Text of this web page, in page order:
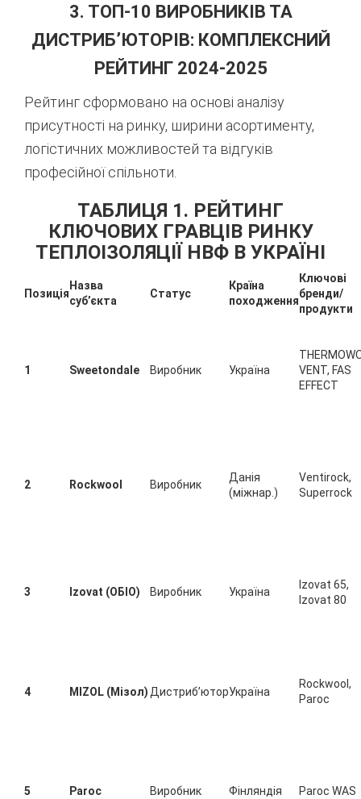
3. ТОП-10 ВИРОБНИКІВ ТА
ДИСТРИБ’ЮТОРІВ: КОМПЛЕКСНИЙ
РЕЙТИНГ 2024-2025
Рейтинг сформовано на основі аналізу
присутності на ринку, ширини асортименту,
логістичних можливостей та відгуків
професійної спільноти.
ТАБЛИЦЯ 1. РЕЙТИНГ
КЛЮЧОВИХ ГРАВЦІВ РИНКУ
ТЕПЛОІЗОЛЯЦІЇ НВФ В УКРАЇНІ
Позиція
Назва
суб’єкта
Статус
Країна
походження
Ключові
бренди/
продукти
1 Sweetondale Виробник Україна
VENT, FAS
EFFECT
2 Rockwool Виробник
Данія
(міжнар.)
Ventirock,
Superrock
3 Izovat (ОБІО) Виробник Україна
Izovat 65,
Izovat 80
4 MIZOL (Мізол) Дистриб’юторУкраїна
Rockwool,
Paroc
5 Paroc Виробник Фінляндія Paroc WAS